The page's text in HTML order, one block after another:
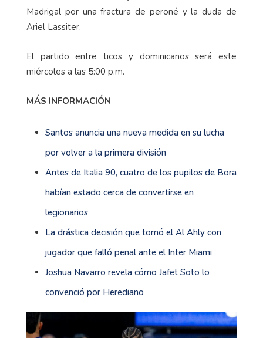
Madrigal por una fractura de peroné y la duda de
Ariel Lassiter.
El partido entre ticos y dominicanos será este
miércoles a las 5:00 p.m.
MÁS INFORMACIÓN
Santos anuncia una nueva medida en su lucha
por volver a la primera división
Antes de Italia 90, cuatro de los pupilos de Bora
habían estado cerca de convertirse en
legionarios
La drástica decisión que tomó el Al Ahly con
jugador que falló penal ante el Inter Miami
Joshua Navarro revela cómo Jafet Soto lo
convenció por Herediano